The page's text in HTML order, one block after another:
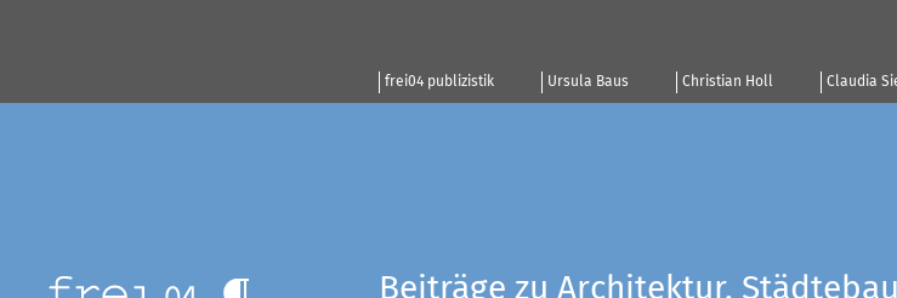
frei04 publizistik Ursula Baus Christian Holl Claudia
Beiträge zu Architektur,